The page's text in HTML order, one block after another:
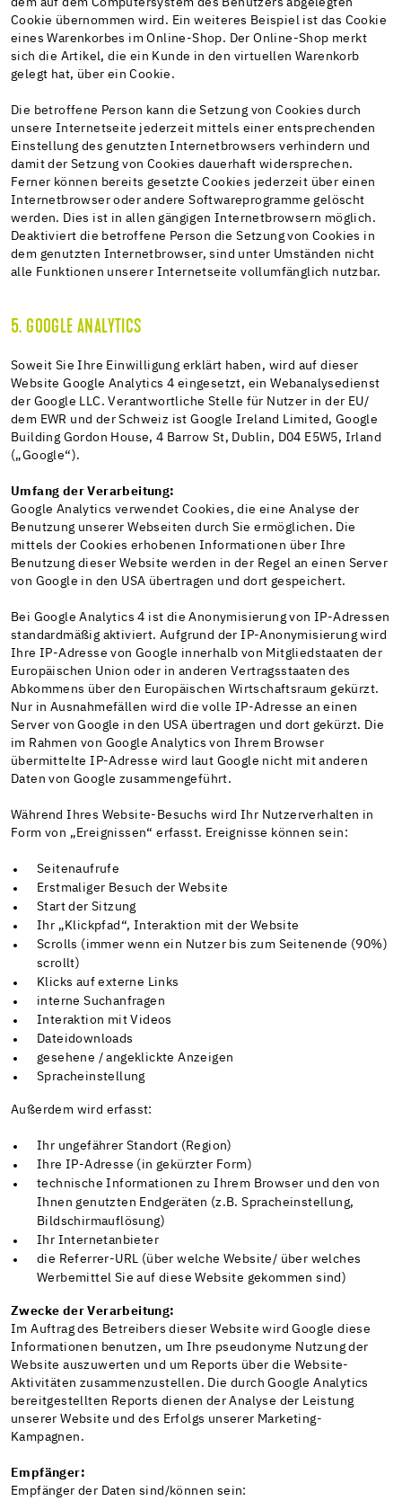
Cookie übernommen wird. Ein weiteres Beispiel ist das Cookie
eines Warenkorbes im Online-Shop. Der Online-Shop merkt
sich die Artikel, die ein Kunde in den virtuellen Warenkorb
gelegt hat, über ein Cookie.
Die betroffene Person kann die Setzung von Cookies durch
unsere Internetseite jederzeit mittels einer entsprechenden
Einstellung des genutzten Internetbrowsers verhindern und
damit der Setzung von Cookies dauerhaft widersprechen.
Ferner können bereits gesetzte Cookies jederzeit über einen
Internetbrowser oder andere Softwareprogramme gelöscht
werden. Dies ist in allen gängigen Internetbrowsern möglich.
Deaktiviert die betroffene Person die Setzung von Cookies in
dem genutzten Internetbrowser, sind unter Umständen nicht
alle Funktionen unserer Internetseite vollumfänglich nutzbar.
5. GOOGLE ANALYTICS
Soweit Sie Ihre Einwilligung erklärt haben, wird auf dieser
Website Google Analytics 4 eingesetzt, ein Webanalysedienst
der Google LLC. Verantwortliche Stelle für Nutzer in der EU/
dem EWR und der Schweiz ist Google Ireland Limited, Google
Building Gordon House, 4 Barrow St, Dublin, D04 E5W5, Irland
(„Google“).
Umfang der Verarbeitung:
Google Analytics verwendet Cookies, die eine Analyse der
Benutzung unserer Webseiten durch Sie ermöglichen. Die
mittels der Cookies erhobenen Informationen über Ihre
Benutzung dieser Website werden in der Regel an einen Server
von Google in den USA übertragen und dort gespeichert.
Bei Google Analytics 4 ist die Anonymisierung von IP-Adressen
standardmäßig aktiviert. Aufgrund der IP-Anonymisierung wird
Ihre IP-Adresse von Google innerhalb von Mitgliedstaaten der
Europäischen Union oder in anderen Vertragsstaaten des
Abkommens über den Europäischen Wirtschaftsraum gekürzt.
Nur in Ausnahmefällen wird die volle IP-Adresse an einen
Server von Google in den USA übertragen und dort gekürzt. Die
im Rahmen von Google Analytics von Ihrem Browser
übermittelte IP-Adresse wird laut Google nicht mit anderen
Daten von Google zusammengeführt.
Während Ihres Website-Besuchs wird Ihr Nutzerverhalten in
Form von „Ereignissen“ erfasst. Ereignisse können sein:
Seitenaufrufe
Erstmaliger Besuch der Website
Start der Sitzung
Ihr „Klickpfad“, Interaktion mit der Website
Scrolls (immer wenn ein Nutzer bis zum Seitenende (90%)
scrollt)
Klicks auf externe Links
interne Suchanfragen
Interaktion mit Videos
Dateidownloads
gesehene / angeklickte Anzeigen
Spracheinstellung
Außerdem wird erfasst:
Ihr ungefährer Standort (Region)
Ihre IP-Adresse (in gekürzter Form)
technische Informationen zu Ihrem Browser und den von
Ihnen genutzten Endgeräten (z.B. Spracheinstellung,
Bildschirmauflösung)
Ihr Internetanbieter
die Referrer-URL (über welche Website/ über welches
Werbemittel Sie auf diese Website gekommen sind)
Zwecke der Verarbeitung:
Im Auftrag des Betreibers dieser Website wird Google diese
Informationen benutzen, um Ihre pseudonyme Nutzung der
Website auszuwerten und um Reports über die Website-
Aktivitäten zusammenzustellen. Die durch Google Analytics
bereitgestellten Reports dienen der Analyse der Leistung
unserer Website und des Erfolgs unserer Marketing-
Kampagnen.
Empfänger:
Empfänger der Daten sind/können sein: